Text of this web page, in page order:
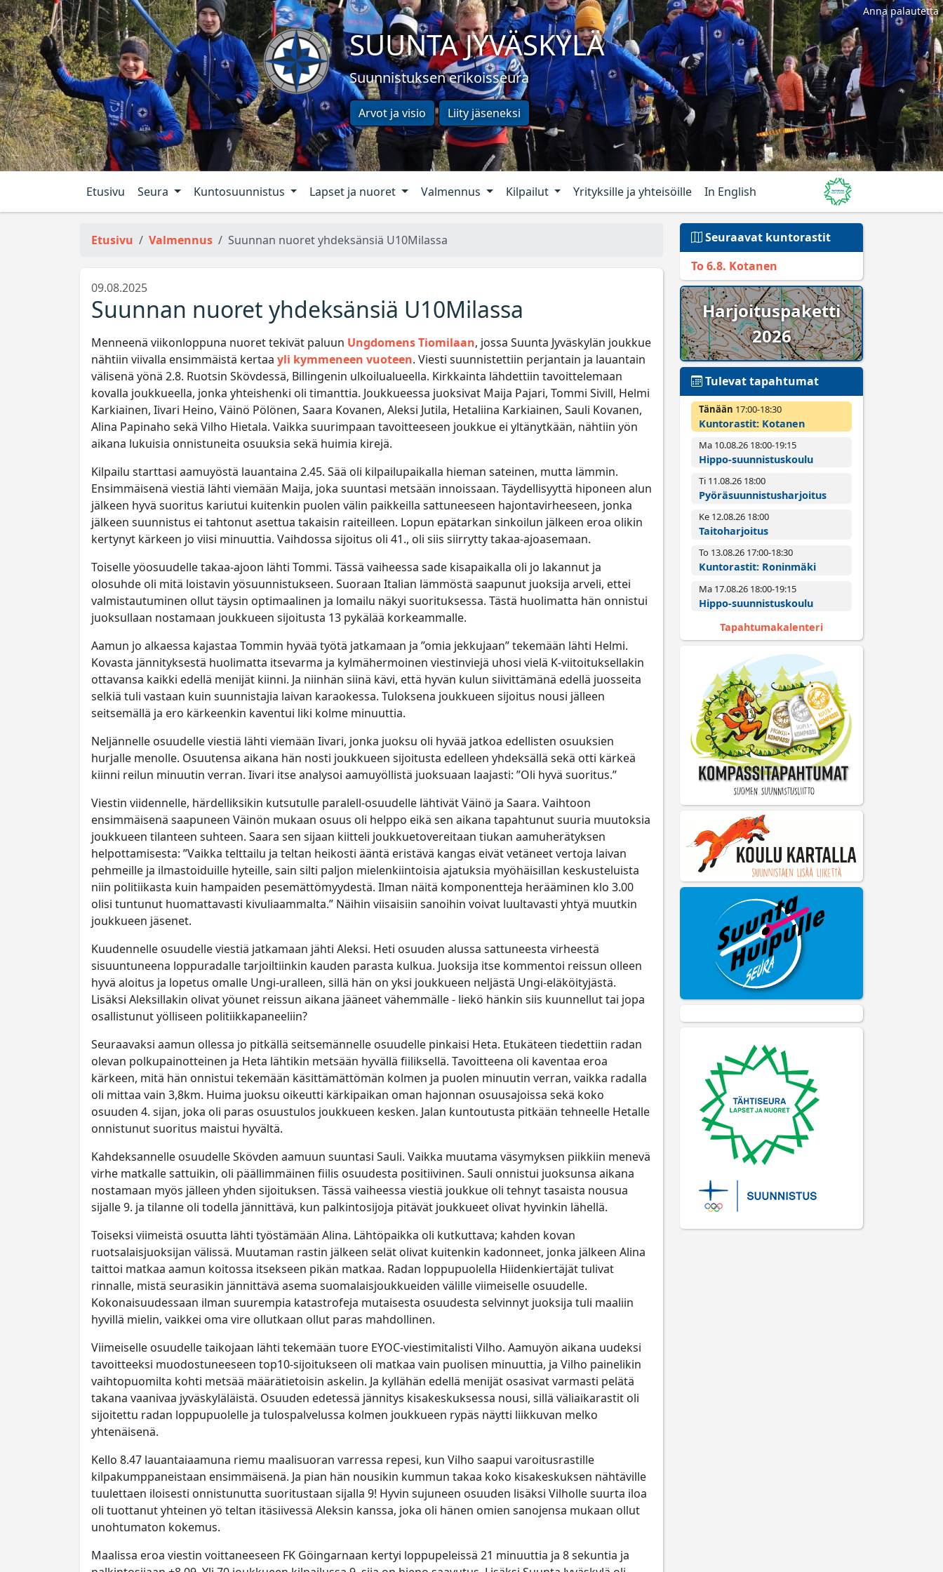
SUUNTA JYVÄSKYLÄ
Suunnistuksen erikoisseura
Arvot ja visio Liity jäseneksi
Anna palautetta
Etusivu Seura Kuntosuunnistus Lapset ja nuoret Valmennus Kilpailut Yrityksille ja yhteisöille In English
Etusivu Valmennus Suunnan nuoret yhdeksänsiä U10Milassa
09.08.2025
Suunnan nuoret yhdeksänsiä U10Milassa
Menneenä viikonloppuna nuoret tekivät paluun Ungdomens Tiomilaan, jossa Suunta Jyväskylän joukkue
nähtiin viivalla ensimmäistä kertaa yli kymmeneen vuoteen. Viesti suunnistettiin perjantain ja lauantain
välisenä yönä 2.8. Ruotsin Skövdessä, Billingenin ulkoilualueella. Kirkkainta lähdettiin tavoittelemaan
kovalla joukkueella, jonka yhteishenki oli timanttia. Joukkueessa juoksivat Maija Pajari, Tommi Sivill, Helmi
Karkiainen, Iivari Heino, Väinö Pölönen, Saara Kovanen, Aleksi Jutila, Hetaliina Karkiainen, Sauli Kovanen,
Alina Papinaho sekä Vilho Hietala. Vaikka suurimpaan tavoitteeseen joukkue ei yltänytkään, nähtiin yön
aikana lukuisia onnistuneita osuuksia sekä huimia kirejä.
Kilpailu starttasi aamuyöstä lauantaina 2.45. Sää oli kilpailupaikalla hieman sateinen, mutta lämmin.
Ensimmäisenä viestiä lähti viemään Maija, joka suuntasi metsään innoissaan. Täydellisyyttä hiponeen alun
jälkeen hyvä suoritus kariutui kuitenkin puolen välin paikkeilla sattuneeseen hajontavirheeseen, jonka
jälkeen suunnistus ei tahtonut asettua takaisin raiteilleen. Lopun epätarkan sinkoilun jälkeen eroa olikin
kertynyt kärkeen jo viisi minuuttia. Vaihdossa sijoitus oli 41., oli siis siirrytty takaa-ajoasemaan.
Toiselle yöosuudelle takaa-ajoon lähti Tommi. Tässä vaiheessa sade kisapaikalla oli jo lakannut ja
olosuhde oli mitä loistavin yösuunnistukseen. Suoraan Italian lämmöstä saapunut juoksija arveli, ettei
valmistautuminen ollut täysin optimaalinen ja lomailu näkyi suorituksessa. Tästä huolimatta hän onnistui
juoksullaan nostamaan joukkueen sijoitusta 13 pykälää korkeammalle.
Aamun jo alkaessa kajastaa Tommin hyvää työtä jatkamaan ja ”omia jekkujaan” tekemään lähti Helmi.
Kovasta jännityksestä huolimatta itsevarma ja kylmähermoinen viestinviejä uhosi vielä K-viitoituksellakin
ottavansa kaikki edellä menijät kiinni. Ja niinhän siinä kävi, että hyvän kulun siivittämänä edellä juosseita
selkiä tuli vastaan kuin suunnistajia laivan karaokessa. Tuloksena joukkueen sijoitus nousi jälleen
seitsemällä ja ero kärkeenkin kaventui liki kolme minuuttia.
Neljännelle osuudelle viestiä lähti viemään Iivari, jonka juoksu oli hyvää jatkoa edellisten osuuksien
hurjalle menolle. Osuutensa aikana hän nosti joukkueen sijoitusta edelleen yhdeksällä sekä otti kärkeä
kiinni reilun minuutin verran. Iivari itse analysoi aamuyöllistä juoksuaan laajasti: ”Oli hyvä suoritus.”
Viestin viidennelle, härdelliksikin kutsutulle paralell-osuudelle lähtivät Väinö ja Saara. Vaihtoon
ensimmäisenä saapuneen Väinön mukaan osuus oli helppo eikä sen aikana tapahtunut suuria muutoksia
joukkueen tilanteen suhteen. Saara sen sijaan kiitteli joukkuetovereitaan tiukan aamuherätyksen
helpottamisesta: ”Vaikka telttailu ja teltan heikosti ääntä eristävä kangas eivät vetäneet vertoja laivan
pehmeille ja ilmastoiduille hyteille, sain silti paljon mielenkiintoisia ajatuksia myöhäisillan keskusteluista
niin politiikasta kuin hampaiden pesemättömyydestä. Ilman näitä komponentteja herääminen klo 3.00
olisi tuntunut huomattavasti kivuliaammalta.” Näihin viisaisiin sanoihin voivat luultavasti yhtyä muutkin
joukkueen jäsenet.
Kuudennelle osuudelle viestiä jatkamaan jähti Aleksi. Heti osuuden alussa sattuneesta virheestä
sisuuntuneena loppuradalle tarjoiltiinkin kauden parasta kulkua. Juoksija itse kommentoi reissun olleen
hyvä aloitus ja lopetus omalle Ungi-uralleen, sillä hän on yksi joukkueen neljästä Ungi-eläköityjästä.
Lisäksi Aleksillakin olivat yöunet reissun aikana jääneet vähemmälle - liekö hänkin siis kuunnellut tai jopa
osallistunut yölliseen politiikkapaneeliin?
Seuraavaksi aamun ollessa jo pitkällä seitsemännelle osuudelle pinkaisi Heta. Etukäteen tiedettiin radan
olevan polkupainotteinen ja Heta lähtikin metsään hyvällä fiiliksellä. Tavoitteena oli kaventaa eroa
kärkeen, mitä hän onnistui tekemään käsittämättömän kolmen ja puolen minuutin verran, vaikka radalla
oli mittaa vain 3,8km. Huima juoksu oikeutti kärkipaikan oman hajonnan osuusajoissa sekä koko
osuuden 4. sijan, joka oli paras osuustulos joukkueen kesken. Jalan kuntoutusta pitkään tehneelle Hetalle
onnistunut suoritus maistui hyvältä.
Kahdeksannelle osuudelle Skövden aamuun suuntasi Sauli. Vaikka muutama väsymyksen piikkiin menevä
virhe matkalle sattuikin, oli päällimmäinen fiilis osuudesta positiivinen. Sauli onnistui juoksunsa aikana
nostamaan myös jälleen yhden sijoituksen. Tässä vaiheessa viestiä joukkue oli tehnyt tasaista nousua
sijalle 9. ja tilanne oli todella jännittävä, kun palkintosijoja pitävät joukkueet olivat hyvinkin lähellä.
Toiseksi viimeistä osuutta lähti työstämään Alina. Lähtöpaikka oli kutkuttava; kahden kovan
ruotsalaisjuoksijan välissä. Muutaman rastin jälkeen selät olivat kuitenkin kadonneet, jonka jälkeen Alina
taittoi matkaa aamun koitossa itsekseen pikän matkaa. Radan loppupuolella Hiidenkiertäjät tulivat
rinnalle, mistä seurasikin jännittävä asema suomalaisjoukkueiden välille viimeiselle osuudelle.
Kokonaisuudessaan ilman suurempia katastrofeja mutaisesta osuudesta selvinnyt juoksija tuli maaliin
hyvillä mielin, vaikkei oma vire ollutkaan ollut paras mahdollinen.
Viimeiselle osuudelle taikojaan lähti tekemään tuore EYOC-viestimitalisti Vilho. Aamuyön aikana uudeksi
tavoitteeksi muodostuneeseen top10-sijoitukseen oli matkaa vain puolisen minuuttia, ja Vilho painelikin
vaihtopuomilta kohti metsää määrätietoisin askelin. Ja kyllähän edellä menijät osasivat varmasti pelätä
takana vaanivaa jyväskyläläistä. Osuuden edetessä jännitys kisakeskuksessa nousi, sillä väliaikarastit oli
sijoitettu radan loppupuolelle ja tulospalvelussa kolmen joukkueen rypäs näytti liikkuvan melko
yhtenäisenä.
Kello 8.47 lauantaiaamuna riemu maalisuoran varressa repesi, kun Vilho saapui varoitusrastille
kilpakumppaneistaan ensimmäisenä. Ja pian hän nousikin kummun takaa koko kisakeskuksen nähtäville
tuulettaen iloisesti onnistunutta suoritustaan sijalla 9! Hyvin sujuneen osuuden lisäksi Vilholle suurta iloa
oli tuottanut yhteinen yö teltan itäsiivessä Aleksin kanssa, joka oli hänen omien sanojensa mukaan ollut
unohtumaton kokemus.
Maalissa eroa viestin voittaneeseen FK Göingarnaan kertyi loppupeleissä 21 minuuttia ja 8 sekuntia ja
Seuraavat kuntorastit
To 6.8. Kotanen
Harjoituspaketti
2026
Tulevat tapahtumat
Tänään 17:00­-18:30
Kuntorastit: Kotanen
Ma 10.08.26 18:00­-19:15
Hippo-suunnistuskoulu
Ti 11.08.26 18:00­
Pyörä­suunnistus­harjoitus
Ke 12.08.26 18:00­
Taitoharjoitus
To 13.08.26 17:00­-18:30
Kuntorastit: Roninmäki
Ma 17.08.26 18:00­-19:15
Hippo-suunnistuskoulu
Tapahtumakalenteri